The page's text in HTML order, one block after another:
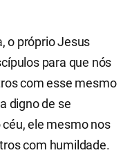
, o próprio Jesus
para que nós
com esse mesmo
digno de se
ele mesmo nos
com humildade.